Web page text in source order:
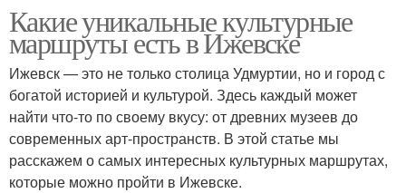
Какие уникальные культурные
маршруты есть в Ижевске
Ижевск — это не только столица Удмуртии, но и город с
богатой историей и культурой. Здесь каждый может
найти что-то по своему вкусу: от древних музеев до
современных арт-пространств. В этой статье мы
расскажем о самых интересных культурных маршрутах,
которые можно пройти в Ижевске.